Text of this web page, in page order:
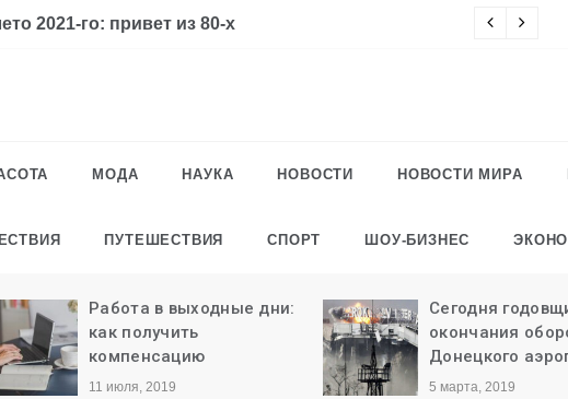
2021-го: привет из 80-х
МОДА НАУКА НОВОСТИ НОВОСТИ МИРА
ПУТЕШЕСТВИЯ СПОРТ ШОУ-БИЗНЕС
Работа в выходные дни:
как получить
компенсацию
11 июля, 2019
Сегодня
окончания
Донецкого
5 марта, 2019